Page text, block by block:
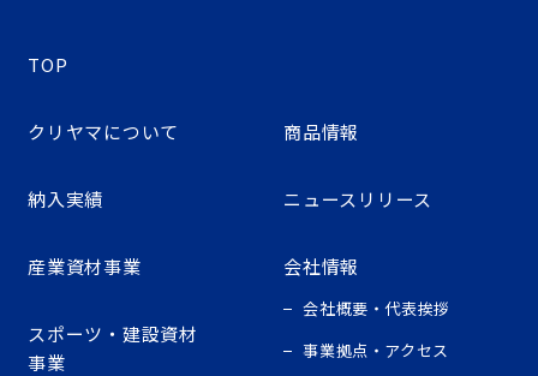
TOP
クリヤマについて 商品情報
納入実績 ニュースリリース
産業資材事業
スポーツ・建設資材
事業
会社情報
会社概要・代表挨拶
事業拠点・アクセス